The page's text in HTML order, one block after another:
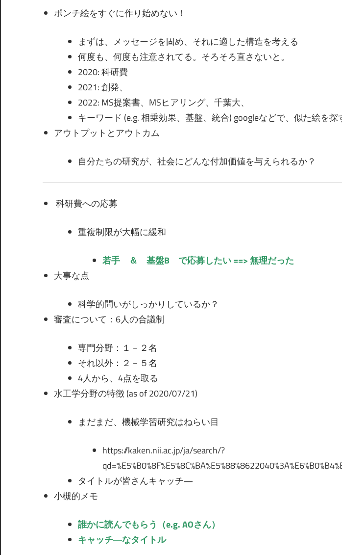
ポンチ絵をすぐに作り始めない！
まずは、メッセージを固め、それに適した構造を考える
何度も、何度も注意されてる。そろそろ直さないと。
2020: 科研費
2021: 創発、
2022: MS提案書、MSヒアリング、千葉大、
キーワード (e.g. 相乗効果、基盤、統合) googleなどで、似た絵を探
アウトプットとアウトカム
自分たちの研究が、社会にどんな付加価値を与えられるか？
科研費への応募
重複制限が大幅に緩和
若手 ＆ 基盤B で応募したい ==> 無理だった
大事な点
科学的問いがしっかりしているか？
審査について：6人の合議制
専門分野：１－２名
それ以外：２－５名
4人から、4点を取る
水工学分野の特徴 (as of 2020/07/21)
まだまだ、機械学習研究はねらい目
https://kaken.nii.ac.jp/ja/search/?
タイトルが皆さんキャッチ―
小槻的メモ
誰かに読んでもらう（e.g. AOさん）
キャッチ―なタイトル